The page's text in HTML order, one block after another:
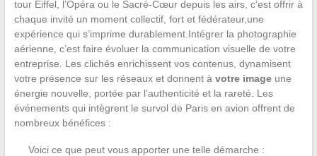
tour Eiffel, l’Opéra ou le Sacré-Cœur depuis les airs, c’est offrir à
chaque invité un moment collectif, fort et fédérateur,une
expérience qui s’imprime durablement.Intégrer la photographie
aérienne, c’est faire évoluer la communication visuelle de votre
entreprise. Les clichés enrichissent vos contenus, dynamisent
votre présence sur les réseaux et donnent à votre imageune
énergie nouvelle, portée par l’authenticité et la rareté. Les
événements qui intègrent le survol de Paris en avion offrent de
nombreux bénéfices :
Voici ce que peut vous apporter une telle démarche :